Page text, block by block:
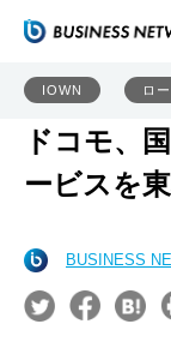
IOWN ロ
ドコモ、
ービスを
BUSINESS